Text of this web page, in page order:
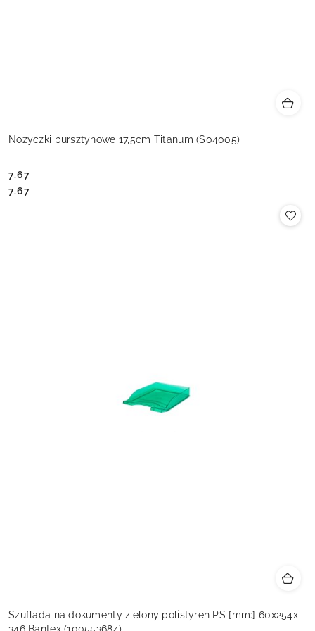
Nożyczki bursztynowe 17,5cm Titanum (S04005)
Cena:
7.67
Cena:
7.67
Szuflada na dokumenty zielony polistyren PS [mm:] 60x254x